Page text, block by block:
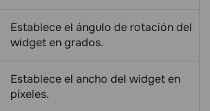
Establece el ángulo de rotación del
widget en grados.
Establece el ancho del widget en
píxeles.